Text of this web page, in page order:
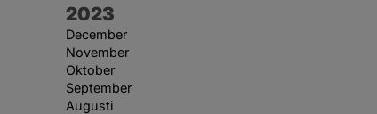
År:
2023
December
November
Oktober
September
Augusti